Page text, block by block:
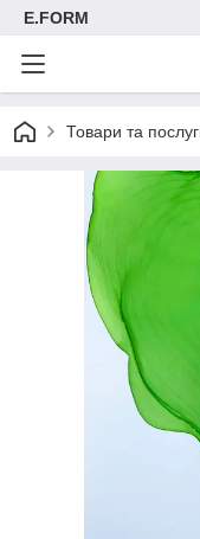
E.FORM
Товари та